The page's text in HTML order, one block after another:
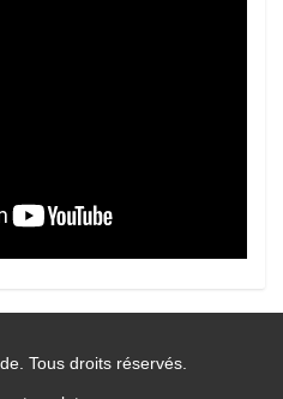
Tous droits réservés.